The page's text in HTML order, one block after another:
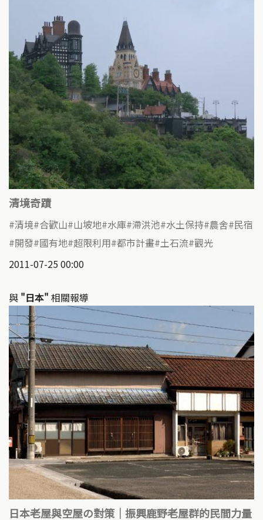
清境奇蹟
清境 合歡山 山坡地 水庫 滯洪池 水土保持 農舍 民宿
開發 國有地 超限利用 都市計畫 土石流 觀光
2011-07-25 00:00
與 "日本" 相關報導
日本老屋與空屋の對策｜振興鹿野老屋群的民間力量